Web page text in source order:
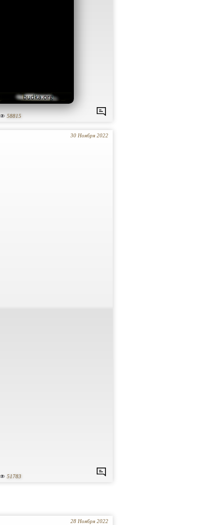
58815
51783
30 Ноября 2022
28 Ноября 2022